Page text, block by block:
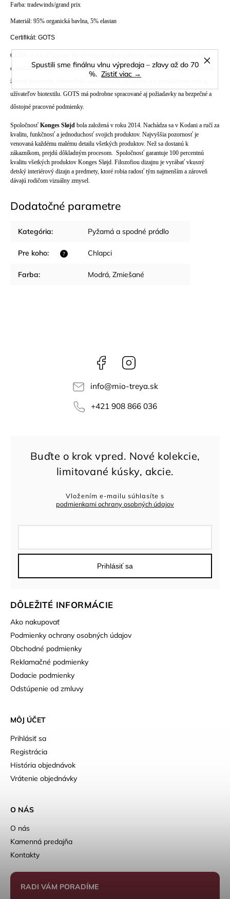
Spustili sme finálnu vlnu výpredaja – zľavy až do 70
%. Zistiť viac →
Farba: tradewinds/grand prix
Materiál: 95% organická bavlna, 5% elastan
Certifikát: GOTS
GOTS - Global Organic Textile Standard je najprísnejší medzinárodný biotextilný
certifikát. Zaručuje ekologickú čistotu výroby aj konečného výrobku, pričom chrámi
životné prostredie, zdravie ľudí zamestnaných vo výrobe a v neposlednom rade aj
užívateľov biotextilu. GOTS má podrobne spracované aj požiadavky na bezpečné a
dôstojné pracovné podmienky.
Spoločnosť Konges Sløjd bola založená v roku 2014. Nachádza sa v Kodani a ručí za
kvalitu, funkčnosť a jednoduchosť svojich produktov. Najvyššia pozornosť je
venovaná každému malému detailu všetkých produktov. Než sa dostanú k
zákazníkom, prejdú dôkladným procesom. Spoločnosť garantuje 100 percentnú
kvalitu všetkých produktov Konges Sløjd. Filozofiou dizajnu je vyrábať vkusný
detský interiérový dizajn a predmety, ktoré robia radosť tým najmenším a zároveň
dávajú rodičom vizuálny zmysel.
Dodatočné parametre
Kategória: Pyžamá a spodné prádlo
?
Pre koho: Chlapci
Farba: Modrá, Zmiešané
Facebook
info@mio-treya.sk
+421 908 866 036
DÔLEŽITÉ INFORMÁCIE
Ako nakupovať
Podmienky ochrany osobných údajov
Obchodné podmienky
Reklamačné podmienky
Dodacie podmienky
Odstúpenie od zmluvy
MÔJ ÚČET
Prihlásiť sa
Registrácia
História objednávok
Vrátenie objednávky
Vložením e-mailu súhlasíte s
podmienkami ochrany osobných údajov
Prihlásiť sa
O NÁS
O nás
Kamenná predajňa
Kontakty
RADI VÁM PORADÍME